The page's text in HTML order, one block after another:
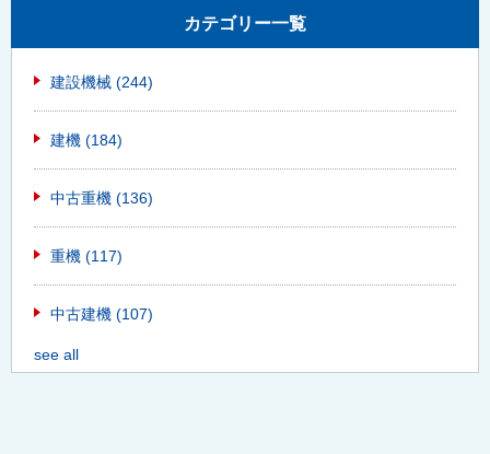
カテゴリー一覧
建設機械 (244)
建機 (184)
中古重機 (136)
重機 (117)
中古建機 (107)
see all